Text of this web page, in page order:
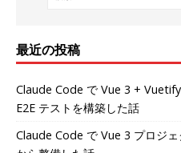
最近の投稿
Claude Code で Vue 3 +
E2E テストを構築した話
Claude Code で Vue 3 プロジ